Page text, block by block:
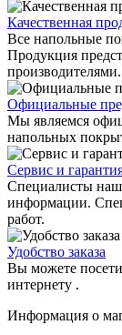
Качественная
Все напольные
Продукция
производителями.
Официальные
Мы являемся
напольных
Сервис и
Специалисты
информации.
работ.
Удобство заказа
Вы можете
интернету .
Информация о